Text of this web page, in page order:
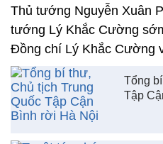
Thủ tướng Nguyễn Xuân
tướng Lý Khắc Cường
Đồng chí Lý Khắc Cường
Tổng
Tập